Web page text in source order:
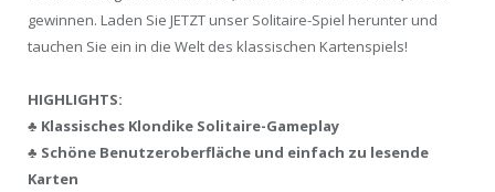
gewinnen. Laden Sie JETZT unser Solitaire-Spiel herunter und
tauchen Sie ein in die Welt des klassischen Kartenspiels!
HIGHLIGHTS:
♣ Klassisches Klondike Solitaire-Gameplay
♣ Schöne Benutzeroberfläche und einfach zu lesende
Karten